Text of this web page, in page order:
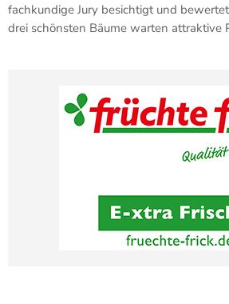
fachkundige Jury besichtigt und
drei schönsten Bäume warten attraktive